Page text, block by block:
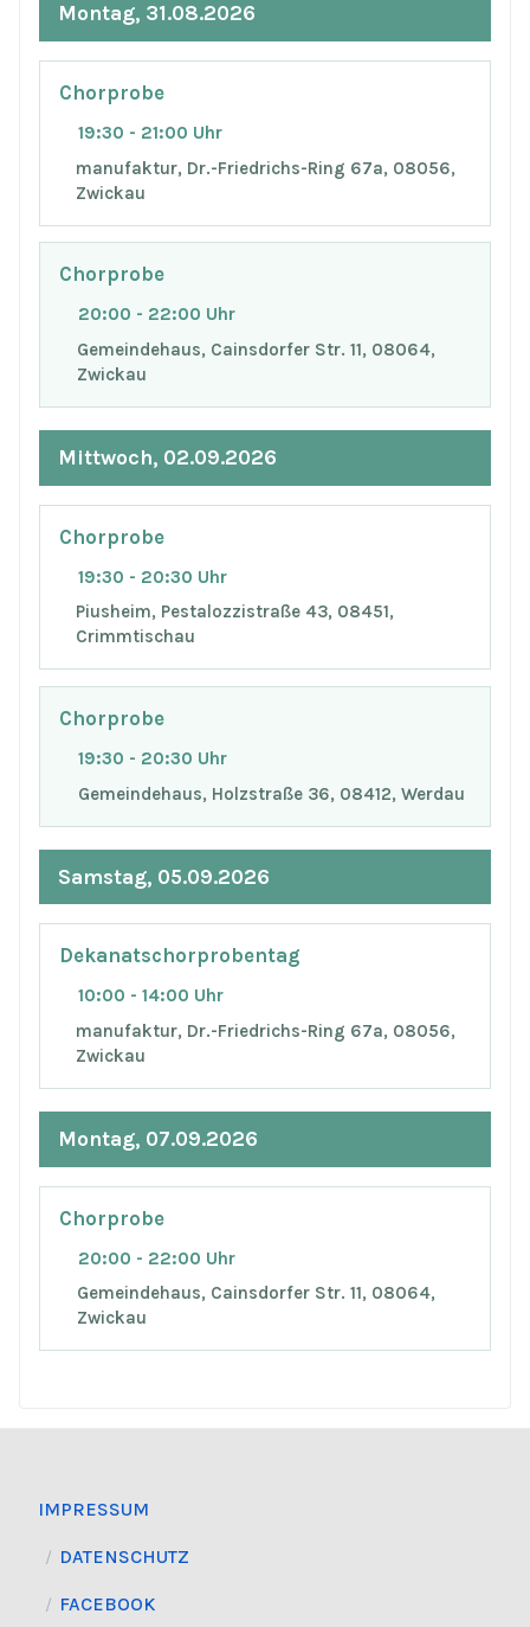
Montag, 31.08.2026
Chorprobe
19:30 - 21:00 Uhr
manufaktur, Dr.-Friedrichs-Ring 67a, 08056,
Zwickau
Chorprobe
20:00 - 22:00 Uhr
Gemeindehaus, Cainsdorfer Str. 11, 08064,
Zwickau
Mittwoch, 02.09.2026
Chorprobe
19:30 - 20:30 Uhr
Piusheim, Pestalozzistraße 43, 08451,
Crimmtischau
Chorprobe
19:30 - 20:30 Uhr
Gemeindehaus, Holzstraße 36, 08412, Werdau
Samstag, 05.09.2026
Dekanatschorprobentag
10:00 - 14:00 Uhr
manufaktur, Dr.-Friedrichs-Ring 67a, 08056,
Zwickau
Montag, 07.09.2026
Chorprobe
20:00 - 22:00 Uhr
Gemeindehaus, Cainsdorfer Str. 11, 08064,
Zwickau
IMPRESSUM
DATENSCHUTZ
FACEBOOK